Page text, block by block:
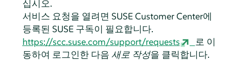
십시오.
서비스 요청을 열려면 SUSE Customer Center에
등록된 SUSE 구독이 필요합니다.
https://scc.suse.com/support/requests
로 이
동하여 로그인한 다음 새로 작성을 클릭합니다.